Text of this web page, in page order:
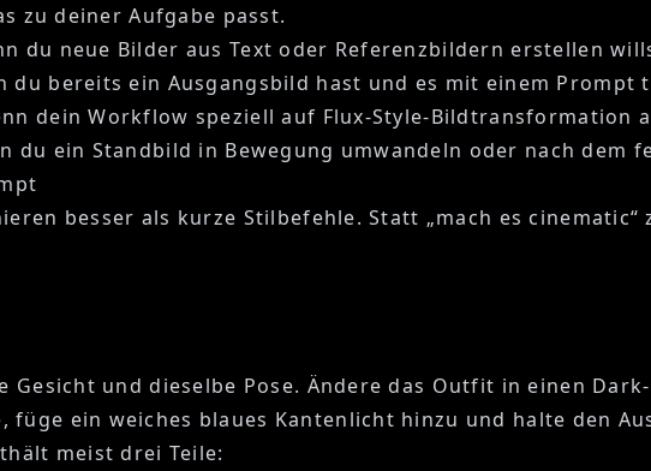
zu deiner Aufgabe passt.
du neue Bilder aus Text oder Referenzbildern erstellen
du bereits ein Ausgangsbild hast und es mit einem
dein Workflow speziell auf Flux-Style-Bildtransformation
du ein Standbild in Bewegung umwandeln oder nach dem
besser als kurze Stilbefehle. Statt „mach es
Gesicht und dieselbe Pose. Ändere das Outfit in einen
füge ein weiches blaues Kantenlicht hinzu und halte den
meist drei Teile: